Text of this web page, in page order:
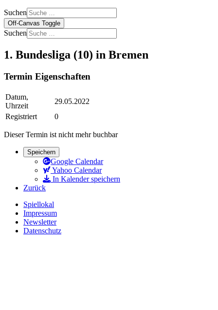
Suchen
Off-Canvas Toggle
Suchen
1. Bundesliga (10) in Bremen
Termin Eigenschaften
Datum,
Uhrzeit
29.05.2022
Registriert
0
Dieser Termin ist nicht mehr buchbar
Speichern
Google Calendar
Yahoo Calendar
In Kalender speichern
Zurück
Spiellokal
Impressum
Newsletter
Datenschutz